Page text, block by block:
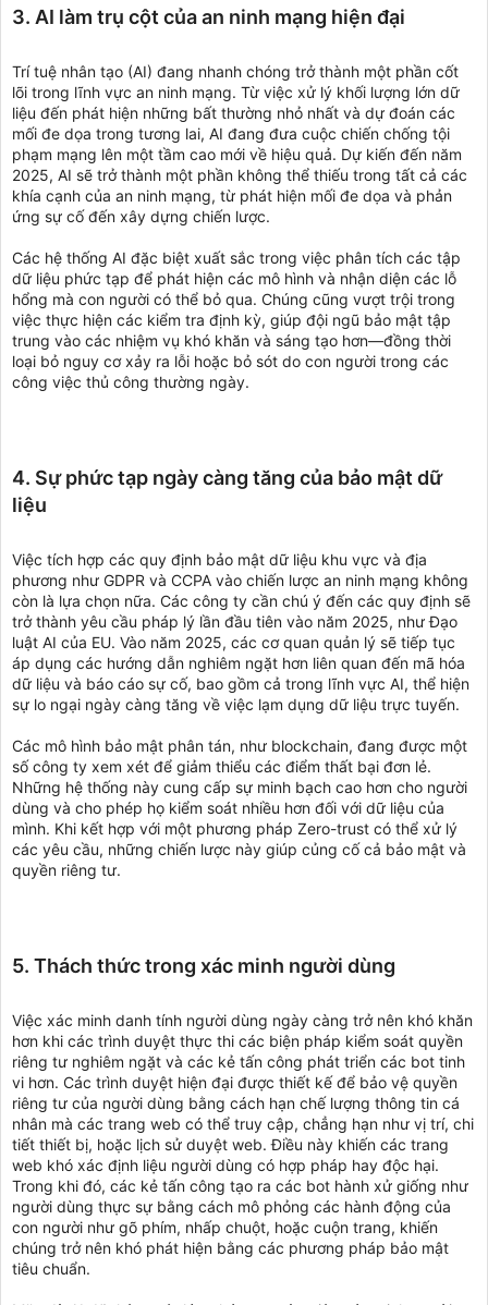
3. AI làm trụ cột của an ninh mạng hiện đại
Trí tuệ nhân tạo (AI) đang nhanh chóng trở thành một phần cốt
lõi trong lĩnh vực an ninh mạng. Từ việc xử lý khối lượng lớn dữ
liệu đến phát hiện những bất thường nhỏ nhất và dự đoán các
mối đe dọa trong tương lai, AI đang đưa cuộc chiến chống tội
phạm mạng lên một tầm cao mới về hiệu quả. Dự kiến đến năm
2025, AI sẽ trở thành một phần không thể thiếu trong tất cả các
khía cạnh của an ninh mạng, từ phát hiện mối đe dọa và phản
ứng sự cố đến xây dựng chiến lược.
Các hệ thống AI đặc biệt xuất sắc trong việc phân tích các tập
dữ liệu phức tạp để phát hiện các mô hình và nhận diện các lỗ
hổng mà con người có thể bỏ qua. Chúng cũng vượt trội trong
việc thực hiện các kiểm tra định kỳ, giúp đội ngũ bảo mật tập
trung vào các nhiệm vụ khó khăn và sáng tạo hơn—đồng thời
loại bỏ nguy cơ xảy ra lỗi hoặc bỏ sót do con người trong các
công việc thủ công thường ngày.
4. Sự phức tạp ngày càng tăng của bảo mật dữ
liệu
Việc tích hợp các quy định bảo mật dữ liệu khu vực và địa
phương như GDPR và CCPA vào chiến lược an ninh mạng không
còn là lựa chọn nữa. Các công ty cần chú ý đến các quy định sẽ
trở thành yêu cầu pháp lý lần đầu tiên vào năm 2025, như Đạo
luật AI của EU. Vào năm 2025, các cơ quan quản lý sẽ tiếp tục
áp dụng các hướng dẫn nghiêm ngặt hơn liên quan đến mã hóa
dữ liệu và báo cáo sự cố, bao gồm cả trong lĩnh vực AI, thể hiện
sự lo ngại ngày càng tăng về việc lạm dụng dữ liệu trực tuyến.
Các mô hình bảo mật phân tán, như blockchain, đang được một
số công ty xem xét để giảm thiểu các điểm thất bại đơn lẻ.
Những hệ thống này cung cấp sự minh bạch cao hơn cho người
dùng và cho phép họ kiểm soát nhiều hơn đối với dữ liệu của
mình. Khi kết hợp với một phương pháp Zero-trust có thể xử lý
các yêu cầu, những chiến lược này giúp củng cố cả bảo mật và
quyền riêng tư.
5. Thách thức trong xác minh người dùng
Việc xác minh danh tính người dùng ngày càng trở nên khó khăn
hơn khi các trình duyệt thực thi các biện pháp kiểm soát quyền
riêng tư nghiêm ngặt và các kẻ tấn công phát triển các bot tinh
vi hơn. Các trình duyệt hiện đại được thiết kế để bảo vệ quyền
riêng tư của người dùng bằng cách hạn chế lượng thông tin cá
nhân mà các trang web có thể truy cập, chẳng hạn như vị trí, chi
tiết thiết bị, hoặc lịch sử duyệt web. Điều này khiến các trang
web khó xác định liệu người dùng có hợp pháp hay độc hại.
Trong khi đó, các kẻ tấn công tạo ra các bot hành xử giống như
người dùng thực sự bằng cách mô phỏng các hành động của
con người như gõ phím, nhấp chuột, hoặc cuộn trang, khiến
chúng trở nên khó phát hiện bằng các phương pháp bảo mật
tiêu chuẩn.